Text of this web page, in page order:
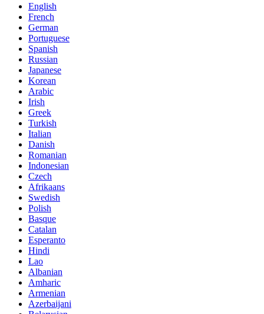
English
French
German
Portuguese
Spanish
Russian
Japanese
Korean
Arabic
Irish
Greek
Turkish
Italian
Danish
Romanian
Indonesian
Czech
Afrikaans
Swedish
Polish
Basque
Catalan
Esperanto
Hindi
Lao
Albanian
Amharic
Armenian
Azerbaijani